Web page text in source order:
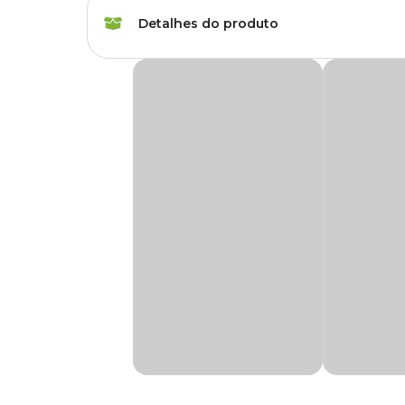
Idade Filhote, Adulto,
Material Metal, Poliéster
Detalhes do produto